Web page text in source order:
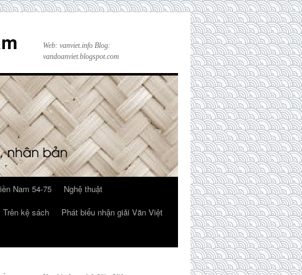
Web: vanviet.info Blog:
vandoanviet.blogspot.com
Nam 54-75
Nghệ thuật
Trên kệ sách
Phát biểu nhận giải Văn Việt